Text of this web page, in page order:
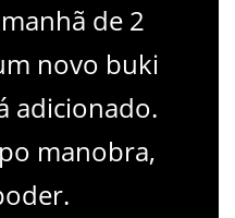
de 2
novo buki
adicionado.
manobra,